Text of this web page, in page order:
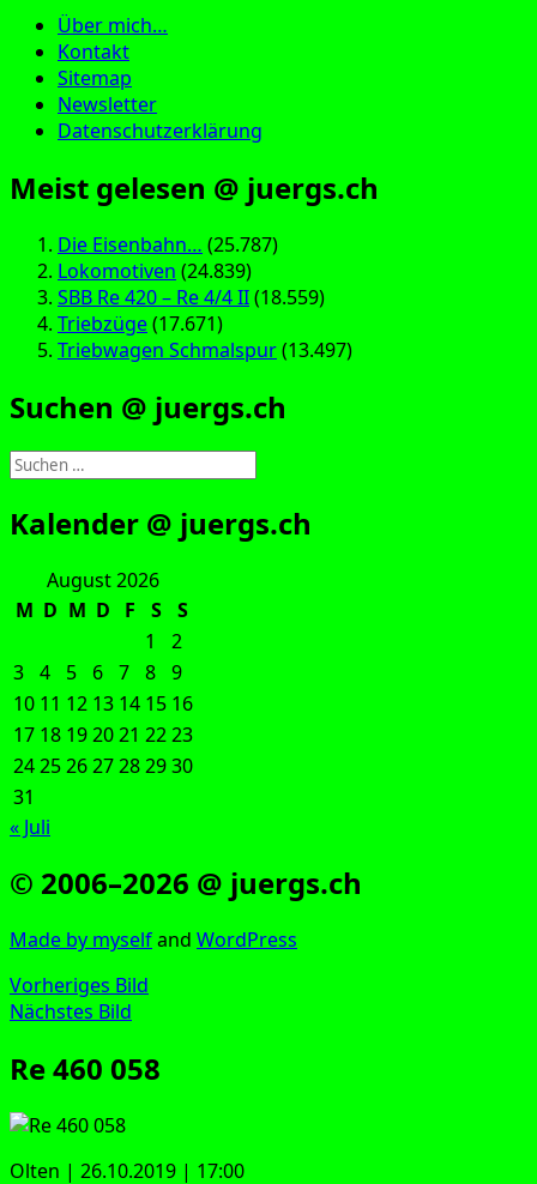
Über mich…
Kontakt
Sitemap
Newsletter
Datenschutzerklärung
Meist gelesen @ juergs.ch
Die Eisenbahn… (25.787)
Lokomotiven (24.839)
SBB Re 420 – Re 4/4 II(18.559)
Triebzüge(17.671)
Triebwagen Schmalspur(13.497)
Suchen @ juergs.ch
Suchen
nach:
Kalender @ juergs.ch
August 2026
M D M D F S
S
1
2
3 4 5 6 7 8 9
10 11 12 13 14 15 16
17 18 192021 2223
24252627282930
31
« Juli
© 2006–2026 @ juergs.ch
Made by mys­elfand Word­Press
Vorheriges Bild
Nächstes Bild
Re 460 058
Olten | 26.10.2019 | 17:00